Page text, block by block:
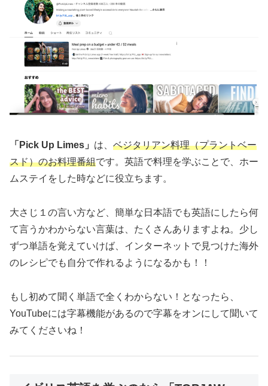
「Pick Up Limes」 は、 ベジタリアン料理（プラントベー
スド）のお料理番組です。英語で料理を学ぶことで、ホー
ムステイをした時などに役立ちます。
大さじ１の言い方など、簡単な日本語でも英語にしたら何
て言うかわからない言葉は、たくさんありますよね。少し
ずつ単語を覚えていけば、インターネットで見つけた海外
のレシピでも自分で作れるようになるかも！！
もし初めて聞く単語で全くわからない！となったら、
YouTubeには字幕機能があるので字幕をオンにして聞いて
みてくださいね！